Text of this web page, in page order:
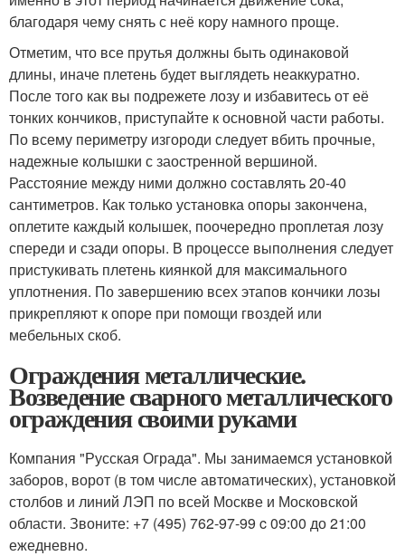
благодаря чему снять с неё кору намного проще.
Отметим, что все прутья должны быть одинаковой
длины, иначе плетень будет выглядеть неаккуратно.
После того как вы подрежете лозу и избавитесь от её
тонких кончиков, приступайте к основной части работы.
По всему периметру изгороди следует вбить прочные,
надежные колышки с заостренной вершиной.
Расстояние между ними должно составлять 20-40
сантиметров. Как только установка опоры закончена,
оплетите каждый колышек, поочередно проплетая лозу
спереди и сзади опоры. В процессе выполнения следует
пристукивать плетень киянкой для максимального
уплотнения. По завершению всех этапов кончики лозы
прикрепляют к опоре при помощи гвоздей или
мебельных скоб.
Ограждения металлические.
Возведение сварного металлического
ограждения своими руками
Компания "Русская Ограда". Мы занимаемся установкой
заборов, ворот (в том числе автоматических), установкой
столбов и линий ЛЭП по всей Москве и Московской
области. Звоните: +7 (495) 762-97-99 c 09:00 до 21:00
ежедневно.